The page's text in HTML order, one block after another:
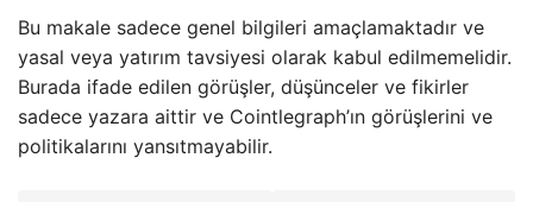
Bu makale sadece genel bilgileri amaçlamaktadır ve
yasal veya yatırım tavsiyesi olarak kabul edilmemelidir.
Burada ifade edilen görüşler, düşünceler ve fikirler
sadece yazara aittir ve Cointlegraph’ın görüşlerini ve
politikalarını yansıtmayabilir.